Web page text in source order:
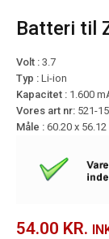
Batteri
Volt : 3.7
Typ : Li-ion
Kapacitet : 1.600
Vores art nr: 521-
Måle : 60.20 x
54.00 KR.